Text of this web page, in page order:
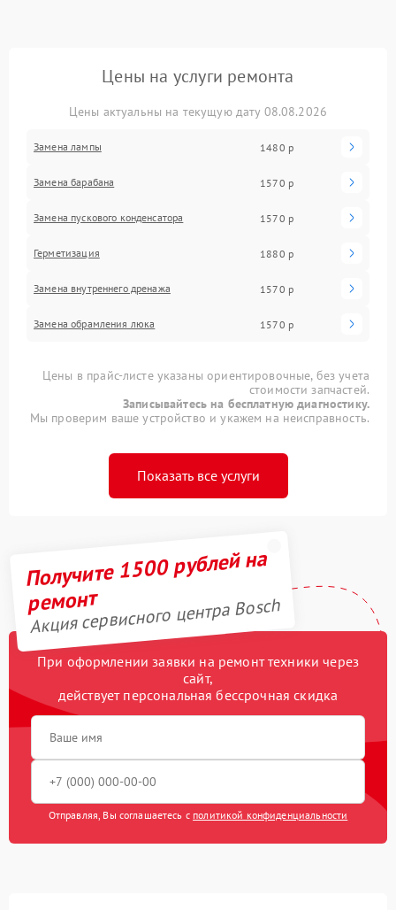
Цены на услуги ремонта
Цены актуальны на текущую дату 08.08.2026
Замена лампы 1480 р
Замена барабана 1570 р
Замена пускового конденсатора 1570 р
Герметизация 1880 р
Замена внутреннего дренажа 1570 р
Замена обрамления люка 1570 р
Цены в прайс-листе указаны ориентировочные, без учета
стоимости запчастей.
Записывайтесь на бесплатную диагностику.
Мы проверим ваше устройство и укажем на неисправность.
Показать все услуги
Получите 1500 рублей на
ремонт
Акция сервисного центра Bosch
При оформлении заявки на ремонт техники через
сайт,
действует персональная бессрочная скидка
Отправляя, Вы соглашаетесь с политикой конфиденциальности